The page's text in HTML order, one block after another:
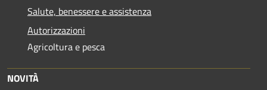
Salute, benessere e assistenza
Autorizzazioni
Agricoltura e pesca
NOVITÀ